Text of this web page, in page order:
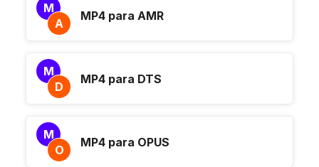
M
A
MP4 para AMR
M
D
MP4 para DTS
M
O
MP4 para OPUS